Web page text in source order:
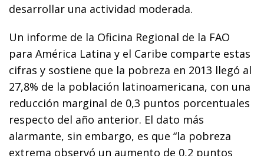
desarrollar una actividad moderada.
Un informe de la Oficina Regional de la FAO
para América Latina y el Caribe comparte estas
cifras y sostiene que la pobreza en 2013 llegó al
27,8% de la población latinoamericana, con una
reducción marginal de 0,3 puntos porcentuales
respecto del año anterior. El dato más
alarmante, sin embargo, es que “la pobreza
extrema observó un aumento de 0,2 puntos